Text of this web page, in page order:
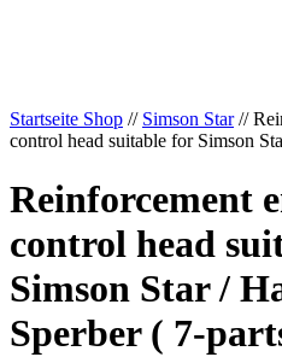
Startseite Shop // Simson Star//
control head suitable for Simson
Reinforcement
control head
Simson Star /
Sperber ( 7-